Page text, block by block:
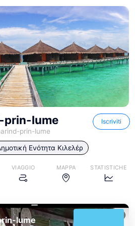
prin-lume
prin-lume
Iscriviti
Ενότητα Κιλελέρ
VIAGGIO MAPPA STATISTICHE
lume